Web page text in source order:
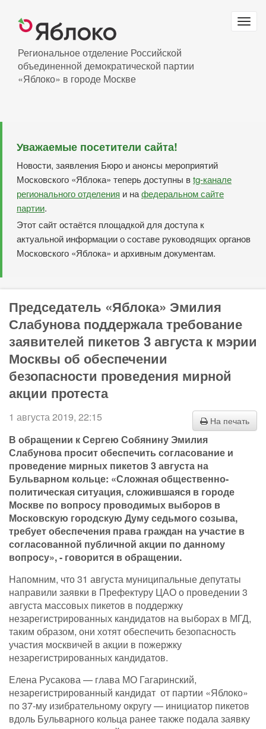
основному
Региональное отделение Российской
объединенной демократической партии
«Яблоко» в городе Москве
Уважаемые посетители сайта!
Новости, заявления Бюро и анонсы мероприятий
Московского «Яблока» теперь доступны вtg-канале
регионального отделения и нафедеральном сайте
партии.
Этот сайт остаётся площадкой для доступа к
актуальной информации о составе руководящих органов
Московского «Яблока» и архивным документам.
Председатель «Яблока» Эмилия
Слабунова поддержала требование
заявителей пикетов 3 августа к мэрии
Москвы об обеспечении
безопасности проведения мирной
акции протеста
На печать
1 августа 2019, 22:15
В обращении к Сергею Собянину Эмилия
Слабунова просит обеспечить согласование и
проведение мирных пикетов 3 августа на
Бульварном кольце: «Сложная общественно-
политическая ситуация, сложившаяся в городе
Москве по вопросу проводимых выборов в
Московскую городскую Думу седьмого созыва,
требует обеспечения права граждан на участие в
согласованной публичной акции по данному
вопросу», - говорится в обращении.
Напомним, что 31 августа муниципальные депутаты
направили заявки в Префектуру ЦАО о проведении 3
августа массовых пикетов в поддержку
незарегистрированных кандидатов на выборах в МГД,
таким образом, они хотят обеспечить безопасность
участия москвичей в акции в пожержку
незарегистрированных кандидатов.
Елена Русакова — глава МО Гагаринский,
незарегистрированный кандидат от партии «Яблоко»
по 37-му изибрательному округу — инициатор пикетов
вдоль Бульварного кольца ранее также подала заявку